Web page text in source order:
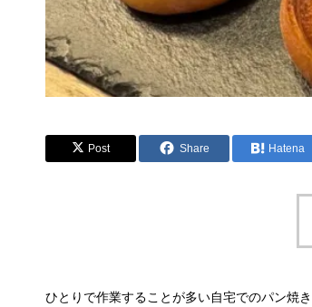
Post Share Hatena
ひとりで作業することが多い自宅でのパン焼